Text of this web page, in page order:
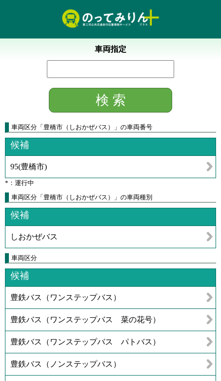
車両指定
車両区分 「 豊橋市（しおかぜバス） 」 の車両番号
候補
95(豊橋市)
*：運行中
車両区分「豊橋市（しおかぜバス）」の車両種別
候補
しおかぜバス
車両区分
候補
豊鉄バス（ワンステップバス）
豊鉄バス（ワンステップバス 菜の花号）
豊鉄バス（ワンステップバス パトバス）
豊鉄バス（ノンステップバス）